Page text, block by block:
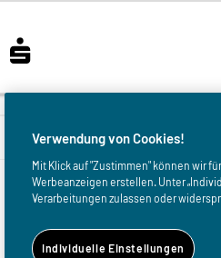
Verwendung von Cookies!
Mit Klick auf "Zustimmen" können wir
Werbeanzeigen erstellen. Unter
Verarbeitungen zulassen oder
Individuelle Einstellungen